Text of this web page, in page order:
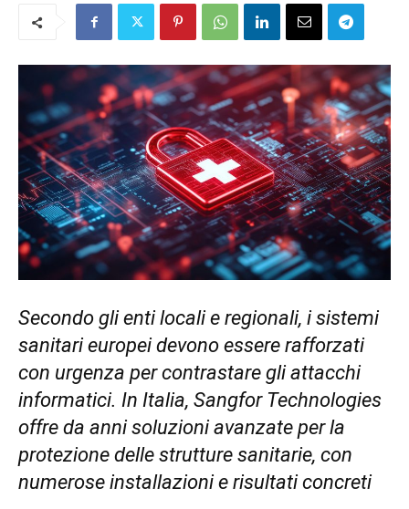
Secondo gli enti locali e regionali, i sistemi
sanitari europei devono essere rafforzati
con urgenza per contrastare gli attacchi
informatici. In Italia, Sangfor Technologies
offre da anni soluzioni avanzate per la
protezione delle strutture sanitarie, con
numerose installazioni e risultati concreti